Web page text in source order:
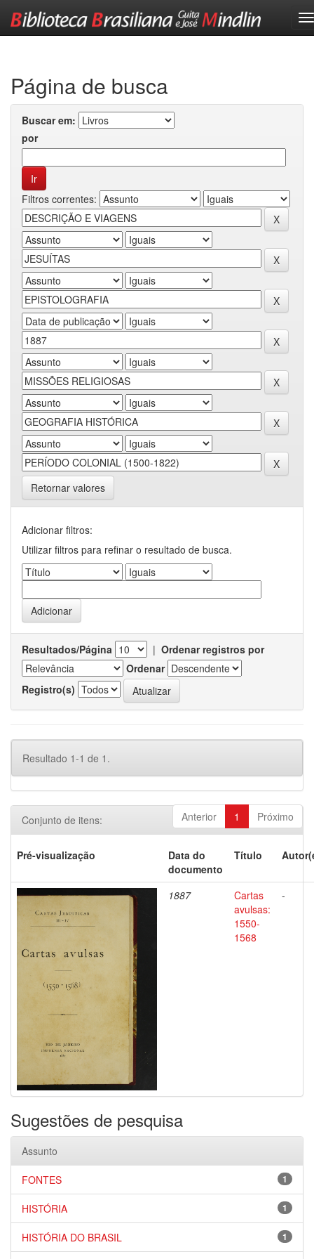
Página de busca
Buscar em:
por
Filtros correntes:
Retornar valores
Adicionar filtros:
Utilizar filtros para refinar o resultado de busca.
Resultados/Página | Ordenar registros por
Ordenar
Registro(s)
Resultado 1-1 de 1.
Anterior 1 Próximo
Conjunto de itens:
Pré-visualização
Data do
documento
Título
1887
Cartas
avulsas:
1550-
1568
-
Sugestões de pesquisa
Assunto
1
FONTES
1
HISTÓRIA
1
HISTÓRIA DO BRASIL